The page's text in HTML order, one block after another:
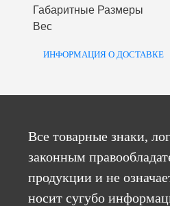
Габаритные Размеры
Вес
ИНФОРМАЦИЯ О ДОСТАВКЕ
Все товарные знаки,
законным
продукции и не
носит сугубо